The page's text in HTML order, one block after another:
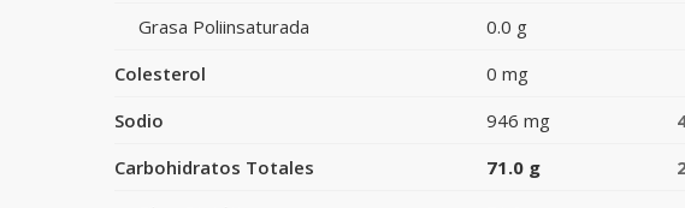
Grasa Poliinsaturada
0.0 g
Colesterol
0 mg
Sodio
946 mg
Carbohidratos Totales
71.0 g